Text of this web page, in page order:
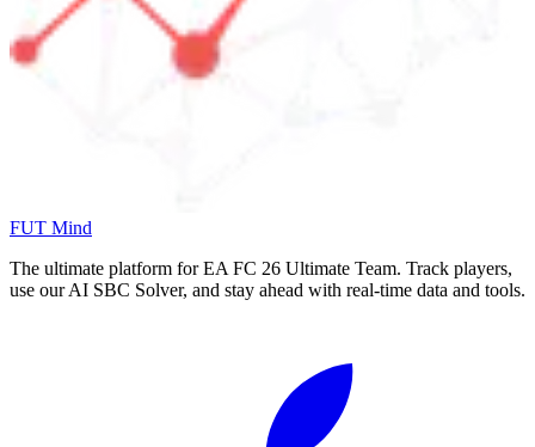
FUT Mind
The ultimate platform for EA FC 26 Ultimate Team. Track players,
use our AI SBC Solver, and stay ahead with real-time data and tools.